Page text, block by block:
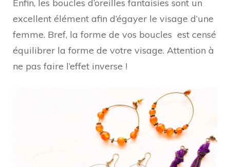
Enfin, les boucles d’oreilles fantaisies sont un
excellent élément afin d’égayer le visage d’une
femme. Bref, la forme de vos boucles est censé
équilibrer la forme de votre visage. Attention à
ne pas faire l’effet inverse !